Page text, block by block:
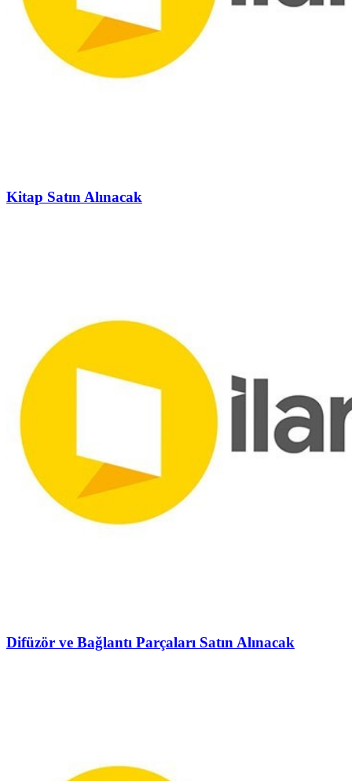
Kitap Satın Alınacak
Difüzör ve Bağlantı Parçaları Satın Alınacak